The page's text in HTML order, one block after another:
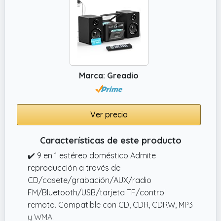
Marca: Greadio
Ver precio
Características de este producto
✔️ 9 en 1 estéreo doméstico Admite
reproducción a través de
CD/casete/grabación/AUX/radio
FM/Bluetooth/USB/tarjeta TF/control
remoto. Compatible con CD, CDR, CDRW, MP3
y WMA.